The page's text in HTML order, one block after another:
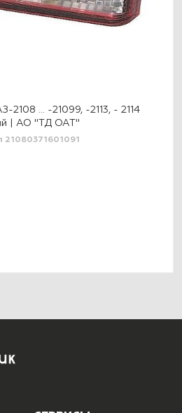
2108 … -21099, -2113, - 2114
| АО "ТД ОАТ"
21080371601091